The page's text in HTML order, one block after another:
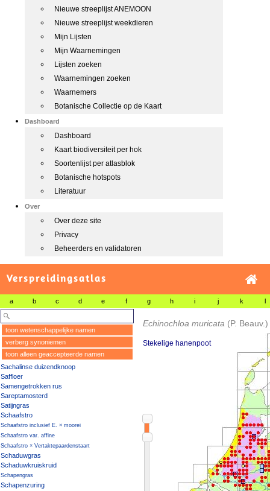
Nieuwe streeplijst ANEMOON
Nieuwe streeplijst weekdieren
Mijn Lijsten
Mijn Waarnemingen
Lijsten zoeken
Waarnemingen zoeken
Waarnemers
Botanische Collectie op de Kaart
Dashboard
Dashboard
Kaart biodiversiteit per hok
Soortenlijst per atlasblok
Botanische hotspots
Literatuur
Over
Over deze site
Privacy
Beheerders en validatoren
Verspreidingsatlas
a b c d e f g h i j k l
toon wetenschappelijke namen
verberg synoniemen
toon alleen geaccepteerde namen
Sachalinse duizendknoop
Saffloer
Samengetrokken rus
Sareptamosterd
Satijngras
Schaafstro
Schaafstro inclusief E. × moorei
Schaafstro var. affine
Schaafstro × Vertaktepaardenstaart
Schaduwgras
Schaduwkruiskruid
Schapengras
Schapenzuring
Echinochloa muricata (P.
Stekelige hanenpoot